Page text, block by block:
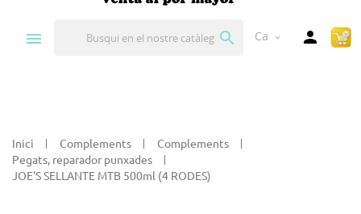
 Ca expand_more 
Inici Complements
Complements
Pegats, reparador punxades
JOE'S SELLANTE MTB 500ml (4 RODES)